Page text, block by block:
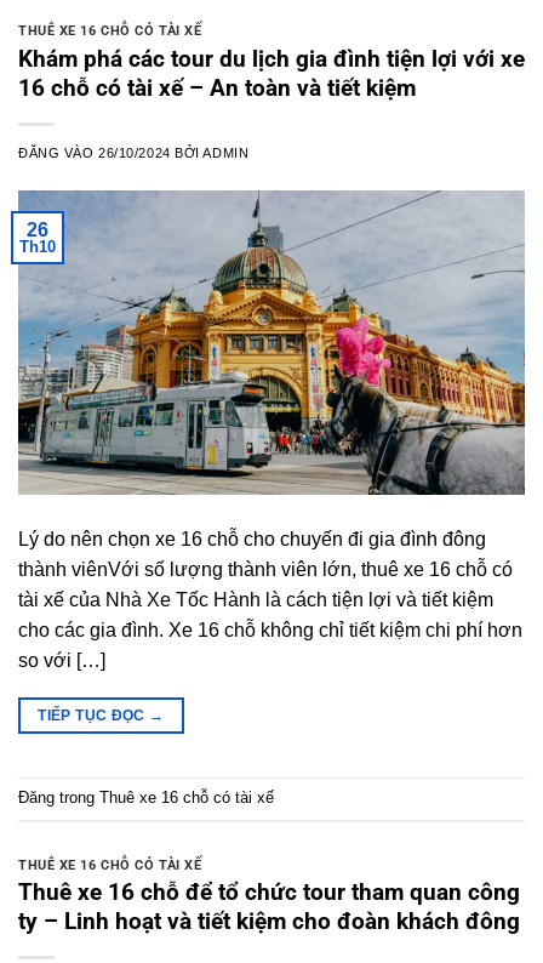
THUÊ XE 16 CHỖ CÓ TÀI XẾ
Khám phá các tour du lịch gia đình tiện lợi với xe
16 chỗ có tài xế – An toàn và tiết kiệm
ĐĂNG VÀO26/10/2024 BỞIADMIN
26
Th10
Lý do nên chọn xe 16 chỗ cho chuyến đi gia đình đông
thành viênVới số lượng thành viên lớn, thuê xe 16 chỗ có
tài xế của Nhà Xe Tốc Hành là cách tiện lợi và tiết kiệm
cho các gia đình. Xe 16 chỗ không chỉ tiết kiệm chi phí hơn
so với […]
TIẾP TỤC ĐỌC →
Đăng trong Thuê xe 16 chỗ có tài xế
THUÊ XE 16 CHỖ CÓ TÀI XẾ
Thuê xe 16 chỗ để tổ chức tour tham quan công
ty – Linh hoạt và tiết kiệm cho đoàn khách đông